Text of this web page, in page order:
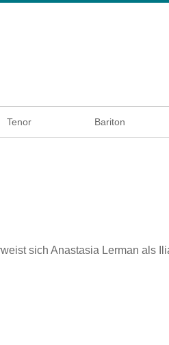
Tenor Bariton
sich Anastasia Lerman als